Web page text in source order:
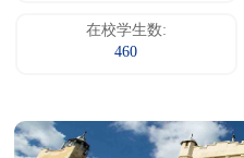
在校学生数:
460